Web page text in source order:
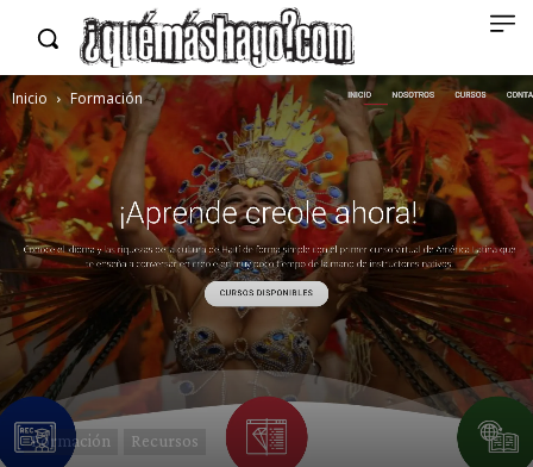
Inicio Formación
Formación Recursos